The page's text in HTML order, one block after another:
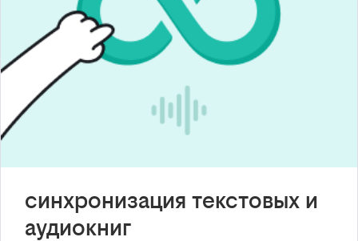
синхронизация текстовых и
аудиокниг